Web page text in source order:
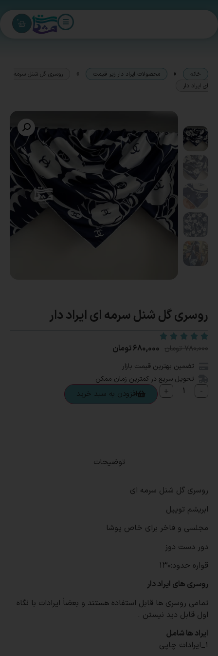
0
خانه » محصولات ایراد دار زیر قیمت »
روسری گل شنل سرمه
ای ایراد دار
روسری گل شنل سرمه ای ایراد دار
۷۸۰,۰۰۰ تومان ۶۸۰,۰۰۰تومان
تضمین بهترین قیمت بازار
تحویل سریع در کمترین زمان ممکن
-
+ افزودن به سبد خرید
توضیحات
روسری گل شنل سرمه ای
ابریشم توییل
مجلسی و فاخر برای خاص پوشا
دور دست دوز
قواره حدود:130
روسری های ایراد دار
تمامی روسری ها قابل استفاده هستند و بعضاً ایرادات با نگاه
اول قابل دید نیستن .
ایراد ها شامل
۱_ایرادات چاپی